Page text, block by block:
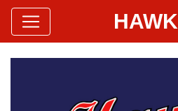
Hawks Baseball Softball
Site Officiel